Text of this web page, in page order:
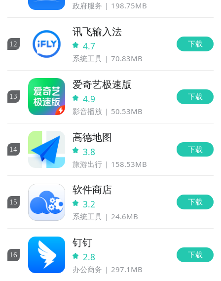
政府服务 198.75MB
12
讯飞输入法
4.7
系统工具 70.83MB
下载
13
爱奇艺极速版
4.9
影音播放 50.53MB
下载
14
高德地图
3.8
旅游出行 158.53MB
下载
15
软件商店
3.2
系统工具 24.6MB
下载
16
钉钉
2.8
办公商务 297.1MB
下载